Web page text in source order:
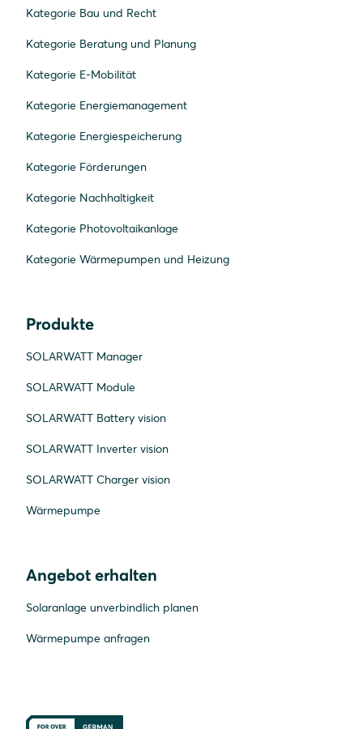
Kategorie Bau und Recht
Kategorie Beratung und Planung
Kategorie E-Mobilität
Kategorie Energiemanagement
Kategorie Energiespeicherung
Kategorie Förderungen
Kategorie Nachhaltigkeit
Kategorie Photovoltaikanlage
Kategorie Wärmepumpen und Heizung
Produkte
SOLARWATT Manager
SOLARWATT Module
SOLARWATT Battery vision
SOLARWATT Inverter vision
SOLARWATT Charger vision
Wärmepumpe
Angebot erhalten
Solaranlage unverbindlich planen
Wärmepumpe anfragen